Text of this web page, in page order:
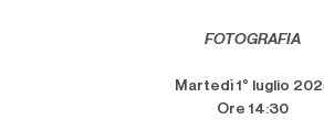
FOTOGRAFIA
Martedì 1° luglio
Ore 14:30